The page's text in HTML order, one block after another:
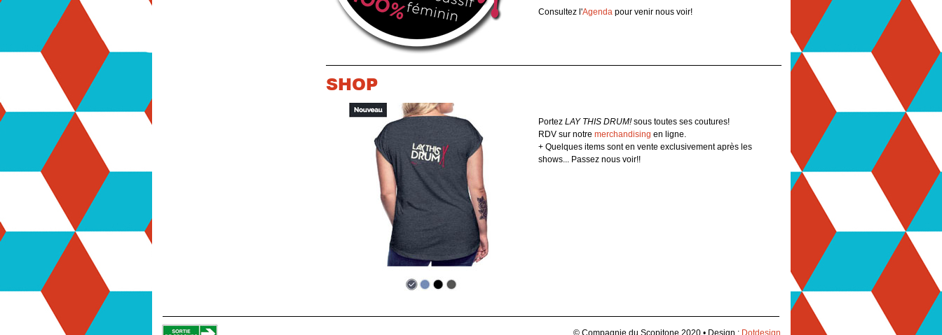
Consultez l'Agendapour venir nous voir!
SHOP
Portez LAY THIS DRUM!sous toutes ses coutures!
RDV sur notre merchandising en ligne.
+ Quelques items sont en vente exclusivement après les
shows... Passez nous voir!!
© Compagnie du Scopitone 2020 • Design : Dotdesign